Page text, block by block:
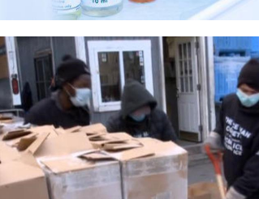
12:38 / 05-08-2026
იტალიაში ქალმა,
ლატარიის ბილეთი,
რომელმაც 1 მლნ მოიგო,
შემთხვევით ნაგავში
გადააგდო - ის
დასუფთავების
სამსახურის
თანამშრომლებმა ნაგვის
მანქანაში იპოვეს